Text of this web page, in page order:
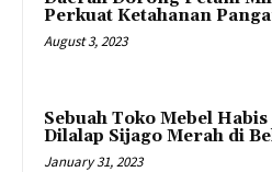
Perkuat Ketahanan
August 3, 2023
Sebuah Toko Mebel Habis
Dilalap Sijago Merah di
January 31, 2023